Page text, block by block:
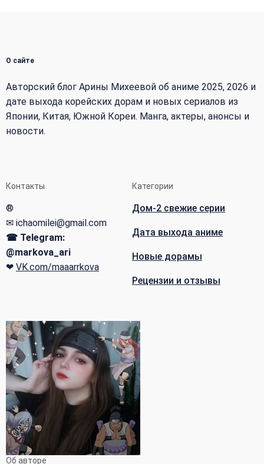
О сайте
Авторский блог Арины Михеевой об аниме 2025, 2026 и
дате выхода корейских дорам и новых сериалов из
Японии, Китая, Южной Кореи. Манга, актеры, анонсы и
новости.
Контакты
®
✉ ichaomilei@gmail.com
☎ Telegram:
@markova_ari
❤ VK.com/maaarrkova
Категории
Дом-2 свежие серии
Дата выхода аниме
Новые дорамы
Рецензии и отзывы
Об авторе